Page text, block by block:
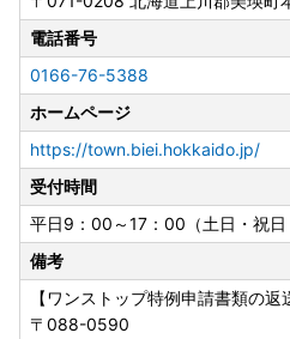
電話番号
0166-76-5388
ホームページ
https://town.biei.hokkaido.jp/
受付時間
平日9：00～17：00（土日・祝日
備考
【ワンストップ特例申請書類の返
〒088-0590